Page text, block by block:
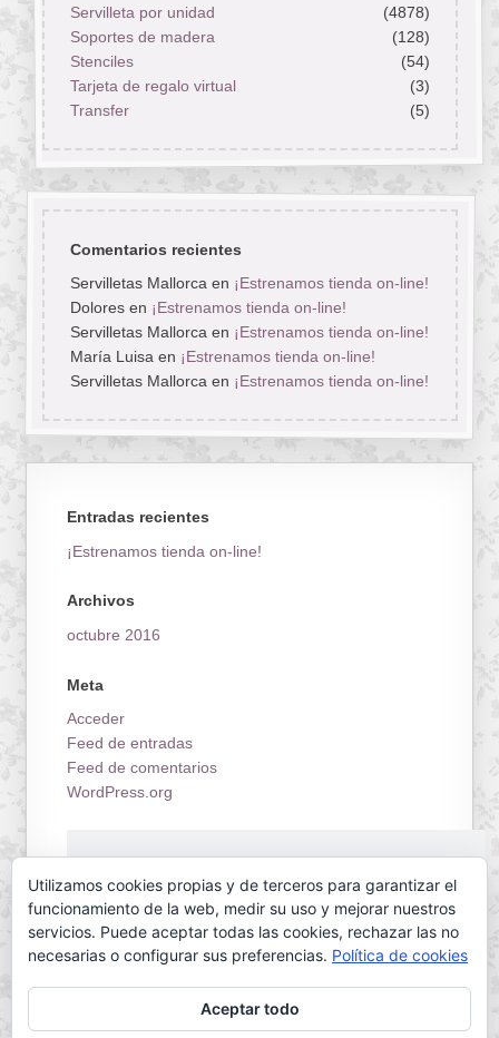
Servilleta por unidad
(4878)
Soportes de madera
(128)
Stenciles
(54)
Tarjeta de regalo virtual
(3)
Transfer
(5)
Comentarios recientes
Servilletas Mallorcaen ¡Estrenamos tienda on-line!
Doloresen ¡Estrenamos tienda on-line!
Servilletas Mallorcaen ¡Estrenamos tienda on-line!
María Luisaen ¡Estrenamos tienda on-line!
Servilletas Mallorcaen ¡Estrenamos tienda on-line!
Entradas recientes
¡Estrenamos tienda on-line!
Archivos
octubre 2016
Meta
Acceder
Feed de entradas
Feed de comentarios
WordPress.org
Utilizamos cookies propias y de terceros para garantizar el
funcionamiento de la web, medir su uso y mejorar nuestros
servicios. Puede aceptar todas las cookies, rechazar las no
necesarias o configurar sus preferencias. Política de cookies
Aceptar todo